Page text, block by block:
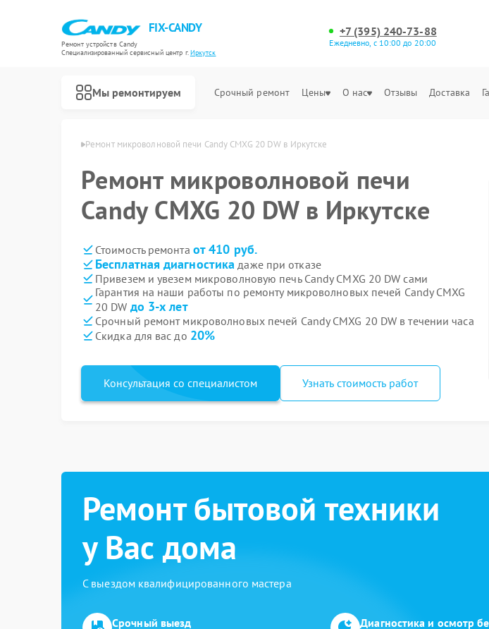
FIX-CANDY
Ремонт устройств Candy
Специализированный cервисный центр г.Иркутск
+7 (395) 240-73-88
Ежедневно, с 10:00 до 20:00
Мы ремонтируем Срочный ремонт Цены О нас Отзывы Доставка
Candy в Иркутске Ремонт микроволновой печи Candy CMXG 20 DW в Иркутске
Ремонт микроволновой печи
Candy CMXG 20 DW в Иркутске
Стоимость ремонта от 410 руб.
Бесплатная диагностика даже при отказе
Привезем и увезем микроволновую печь Candy CMXG 20 DW сами
Гарантия на наши работы по ремонту микроволновых печей Candy CMXG
20 DW до 3-х лет
Срочный ремонт микроволновых печей Candy CMXG 20 DW в течении часа
Скидка для вас до 20%
Консультация со специалистом Узнать стоимость работ
Ремонт бытовой техники
у Вас дома
С выездом квалифицированного мастера
Срочный выезд Диагностика и осмотр